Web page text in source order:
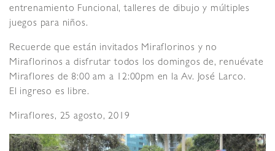
entrenamiento Funcional, talleres de dibujo y múltiples
juegos para niños.
Recuerde que están invitados Miraflorinos y no
Miraflorinos a disfrutar todos los domingos de, renuévate
Miraflores de 8:00 am a 12:00pm en la Av. José Larco.
El ingreso es libre.
Miraflores, 25 agosto, 2019